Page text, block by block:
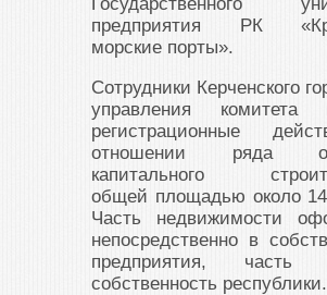
предприятия РК
морские порты».
Сотрудники Керченского
управления комитета
регистрационные
отношении ряда
капитального
общей площадью около
Часть недвижимости
непосредственно в
предприятия,
собственность республики.